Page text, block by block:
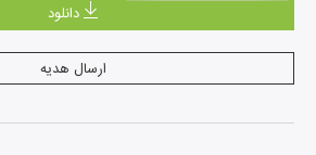
دانلود
ارسال هدیه